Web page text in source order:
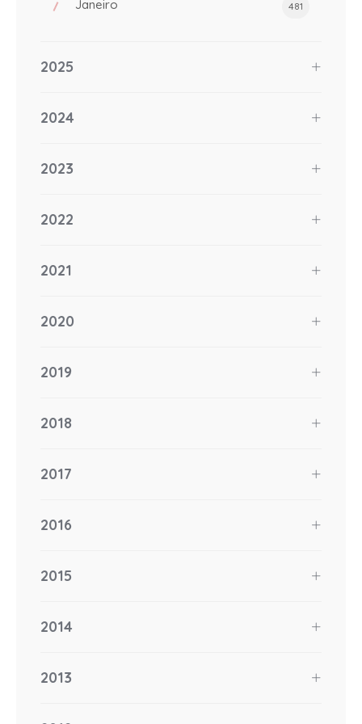
Janeiro 481
2025
2024
2023
2022
2021
2020
2019
2018
2017
2016
2015
2014
2013